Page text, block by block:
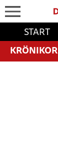
START
KRÖNIKOR